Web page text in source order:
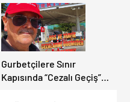
Gurbetçilere Sınır
Kapısında “Cezalı Geçiş”